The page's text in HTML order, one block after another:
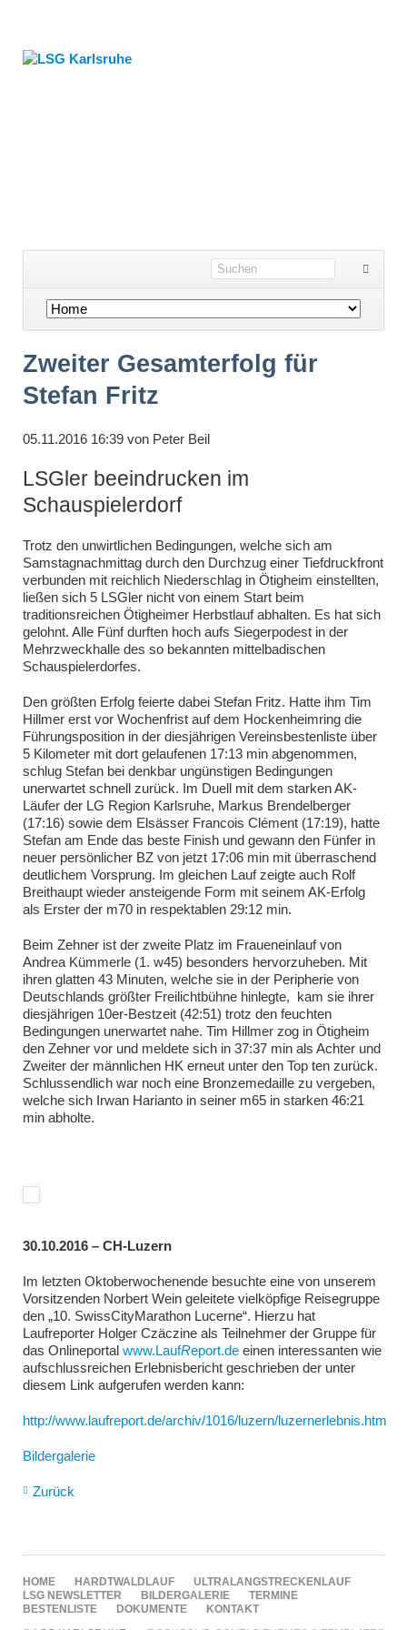
Navigation
Zweiter Gesamterfolg für
Stefan Fritz
05.11.2016 16:39von Peter Beil
LSGler beeindrucken im
Schauspielerdorf
Trotz den unwirtlichen Bedingungen, welche sich am
Samstagnachmittag durch den Durchzug einer Tiefdruckfront
verbunden mit reichlich Niederschlag in Ötigheim einstellten,
ließen sich 5 LSGler nicht von einem Start beim
traditionsreichen Ötigheimer Herbstlauf abhalten. Es hat sich
gelohnt. Alle Fünf durften hoch aufs Siegerpodest in der
Mehrzweckhalle des so bekannten mittelbadischen
Schauspielerdorfes.
Den größten Erfolg feierte dabei Stefan Fritz. Hatte ihm Tim
Hillmer erst vor Wochenfrist auf dem Hockenheimring die
Führungsposition in der diesjährigen Vereinsbestenliste über
5 Kilometer mit dort gelaufenen 17:13 min abgenommen,
schlug Stefan bei denkbar ungünstigen Bedingungen
unerwartet schnell zurück. Im Duell mit dem starken AK-
Läufer der LG Region Karlsruhe, Markus Brendelberger
(17:16) sowie dem Elsässer Francois Clément (17:19), hatte
Stefan am Ende das beste Finish und gewann den Fünfer in
neuer persönlicher BZ von jetzt 17:06 min mit überraschend
deutlichem Vorsprung. Im gleichen Lauf zeigte auch Rolf
Breithaupt wieder ansteigende Form mit seinem AK-Erfolg
als Erster der m70 in respektablen 29:12 min.
Beim Zehner ist der zweite Platz im Fraueneinlauf von
Andrea Kümmerle (1. w45) besonders hervorzuheben. Mit
ihren glatten 43 Minuten, welche sie in der Peripherie von
Deutschlands größter Freilichtbühne hinlegte, kam sie ihrer
diesjährigen 10er-Bestzeit (42:51) trotz den feuchten
Bedingungen unerwartet nahe. Tim Hillmer zog in Ötigheim
den Zehner vor und meldete sich in 37:37 min als Achter und
Zweiter der männlichen HK erneut unter den Top ten zurück.
Schlussendlich war noch eine Bronzemedaille zu vergeben,
welche sich Irwan Harianto in seiner m65 in starken 46:21
min abholte.
30.10.2016 – CH-Luzern
Im letzten Oktoberwochenende besuchte eine von unserem
Vorsitzenden Norbert Wein geleitete vielköpfige Reisegruppe
den „10. SwissCityMarathon Lucerne“. Hierzu hat
Laufreporter Holger Czäczine als Teilnehmer der Gruppe für
das Onlineportal www.LaufReport.deeinen interessanten wie
aufschlussreichen Erlebnisbericht geschrieben der unter
diesem Link aufgerufen werden kann:
http://www.laufreport.de/archiv/1016/luzern/luzernerlebnis.htm
Bildergalerie
Zurück
NAVIGATION
ÜBERSPRINGEN
HOME HARDTWALDLAUF
ULTRALANGSTRECKENLAUF
LSG NEWSLETTER
BILDERGALERIE
TERMINE
BESTENLISTE
DOKUMENTE
KONTAKT